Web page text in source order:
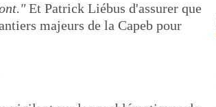
Et Patrick Liébus d'assurer que
majeurs de la Capeb pour